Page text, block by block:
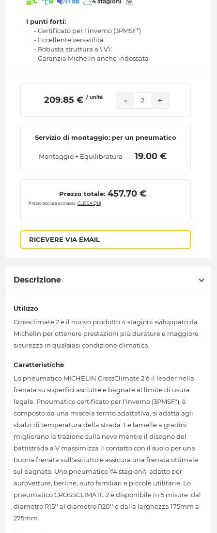
I punti forti:
- Certificato per l'inverno (3PMSF*)
- Eccellente versatilità
- Robusta struttura a \"V\"
- Garanzia Michelin anche indossata
209.85 € / unità - 2 +
Servizio di montaggio: per un pneumatico
Montaggio + Equilibratura 19.00 €
Prezzo totale: 457.70 €
Prezzo esclusa ecotassa. CLICCA QUI
RICEVERE VIA EMAIL
Descrizione
Utilizzo
Crossclimate 2 è il nuovo prodotto 4 stagioni sviluppato da
Michelin per ottenere prestazioni più durature e maggiore
sicurezza in qualsiasi condizione climatica.
Caratteristiche
Lo pneumatico MICHELIN CrossClimate 2 è il leader nella
frenata su superfici asciutte e bagnate al limite di usura
legale. Pneumatico certificato per l'inverno (3PMSF*), è
composto da una miscela termo adattativa, si adatta agli
sbalzi di temperatura della strada. Le lamelle a gradini
migliorano la trazione sulla neve mentre il disegno del
battistrada a V massimizza il contatto con il suolo per una
buona frenata sull'asciutto e assicura una frenata ottimale
sul bagnato. Uno pneumatico \"4 stagioni\" adatto per
autovetture, berline, auto familiari e piccole utilitarie. Lo
pneumatico CROSSCLIMATE 2 è disponibile in 5 misure: dal
diametro R15'' al diametro R20'' e dalla larghezza 175mm a
275mm.